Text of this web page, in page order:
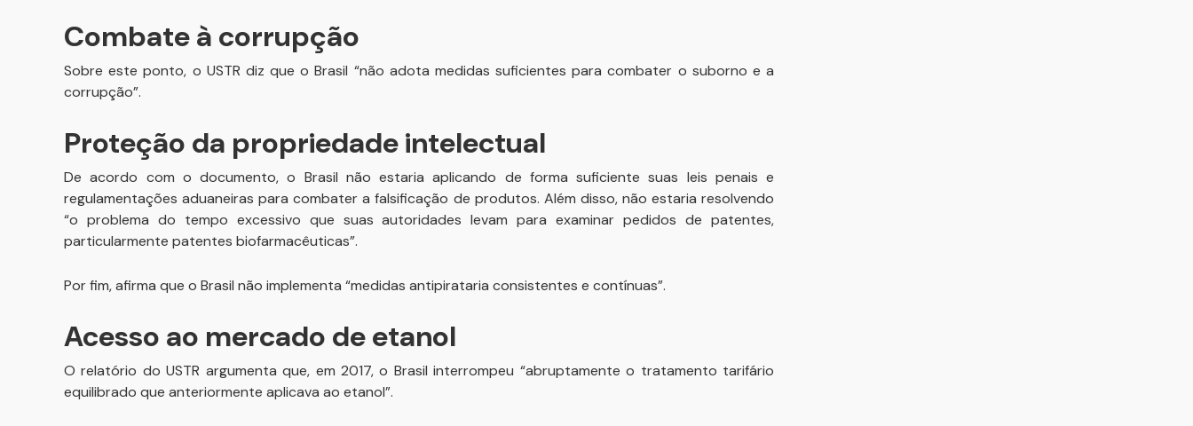
Combate à corrupção
Sobre este ponto, o USTR diz que o Brasil “não adota medidas suficientes para combater o suborno e a
corrupção”.
Proteção da propriedade intelectual
De acordo com o documento, o Brasil não estaria aplicando de forma suficiente suas leis penais e
regulamentações aduaneiras para combater a falsificação de produtos. Além disso, não estaria resolvendo
“o problema do tempo excessivo que suas autoridades levam para examinar pedidos de patentes,
particularmente patentes biofarmacêuticas”.
Por fim, afirma que o Brasil não implementa “medidas antipirataria consistentes e contínuas”.
Acesso ao mercado de etanol
O relatório do USTR argumenta que, em 2017, o Brasil interrompeu “abruptamente o tratamento tarifário
equilibrado que anteriormente aplicava ao etanol”.